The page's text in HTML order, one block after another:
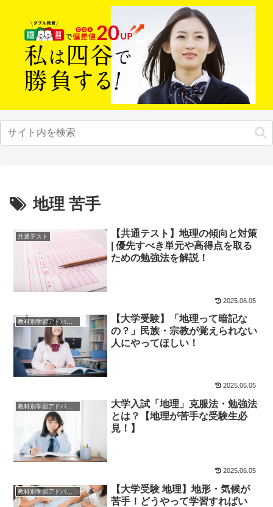
地理 苦手
共通テスト
【共通テスト】地理の傾向と対策
| 優先すべき単元や高得点を取る
ための勉強法を解説！
2025.06.05
教科別学習アドバイス
【大学受験】「地理って暗記な
の？」民族・宗教が覚えられない
人にやってほしい！
2025.06.05
教科別学習アドバイス
大学入試「地理」克服法・勉強法
とは？【地理が苦手な受験生必
見！】
2025.06.05
教科別学習アドバイス
【大学受験 地理】地形・気候が
苦手！どうやって学習すればい